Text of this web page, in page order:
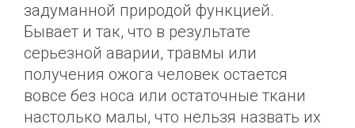
задуманной природой функцией.
Бывает и так, что в результате
серьезной аварии, травмы или
получения ожога человек остается
вовсе без носа или остаточные ткани
настолько малы, что нельзя назвать их